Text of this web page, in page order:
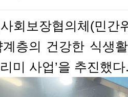
회보장협의체(민
층의 건강한 식생
미 사업’을 추진했